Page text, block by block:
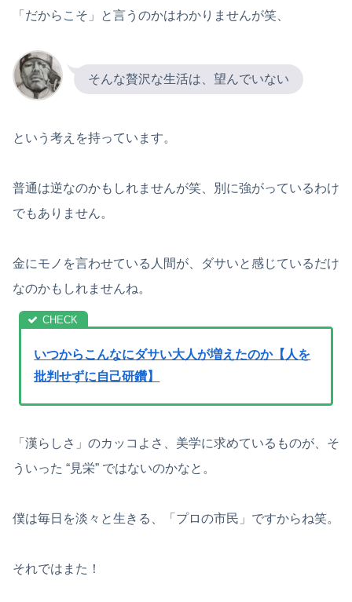
「だからこそ」と言うのかはわかりませんが笑、
そんな贅沢な生活は、望んでいない
という考えを持っています。
普通は逆なのかもしれませんが笑、別に強がっているわけ
でもありません。
金にモノを言わせている人間が、ダサいと感じているだけ
なのかもしれませんね。
いつからこんなにダサい大人が増えたのか【人を
批判せずに自己研鑽】
「漢らしさ」のカッコよさ、美学に求めているものが、そ
ういった “見栄” ではないのかなと。
僕は毎日を淡々と生きる、「プロの市民」ですからね笑。
それではまた！